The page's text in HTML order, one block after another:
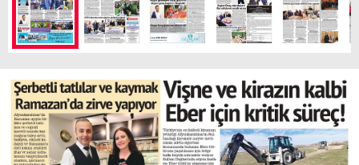
WhatsApp İhbar Hattı
SAĞLIK
İLÇE
DIĞER
ÇEVRE